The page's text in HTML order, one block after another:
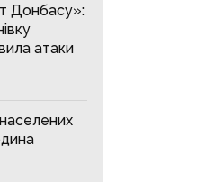
Донбасу»:
атаки